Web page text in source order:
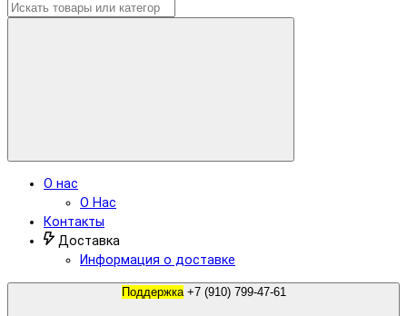
О нас
О Нас
Контакты
Доставка
Информация о доставке
Поддержка +7 (910) 799-47-61